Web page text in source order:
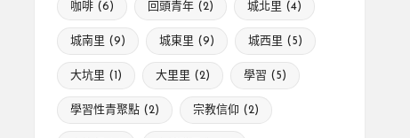
咖啡(6) 回頭青年(2) 城北里 (4)
城南里 (9) 城東里 (9) 城西里 (5)
大坑里 (1) 大里里 (2) 學習 (5)
學習性青聚點(2) 宗教信仰 (2)